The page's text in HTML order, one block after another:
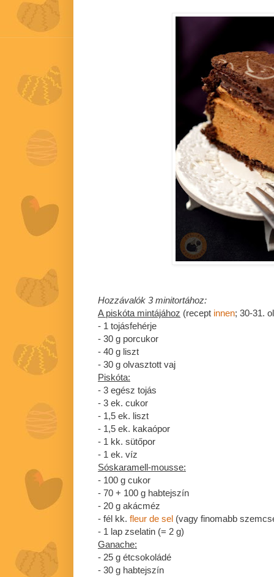
Hozzávalók 3 minitortához:
A piskóta mintájához (recept innen; 30-31.
- 1 tojásfehérje
- 30 g porcukor
- 40 g liszt
- 30 g olvasztott vaj
Piskóta:
- 3 egész tojás
- 3 ek. cukor
- 1,5 ek. liszt
- 1,5 ek. kakaópor
- 1 kk. sütőpor
- 1 ek. víz
Sóskaramell-mousse:
- 100 g cukor
- 70 + 100 g habtejszín
- 20 g akácméz
- fél kk. fleur de sel (vagy finomabb
- 1 lap zselatin (= 2 g)
Ganache:
- 25 g étcsokoládé
- 30 g habtejszín